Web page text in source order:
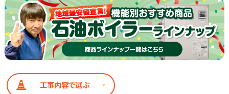
工事内容で選ぶ